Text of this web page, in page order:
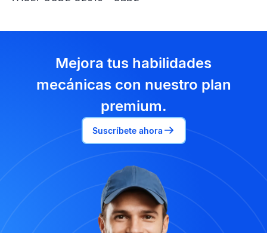
Mejora tus habilidades
mecánicas con nuestro plan
premium.
Suscríbete ahora